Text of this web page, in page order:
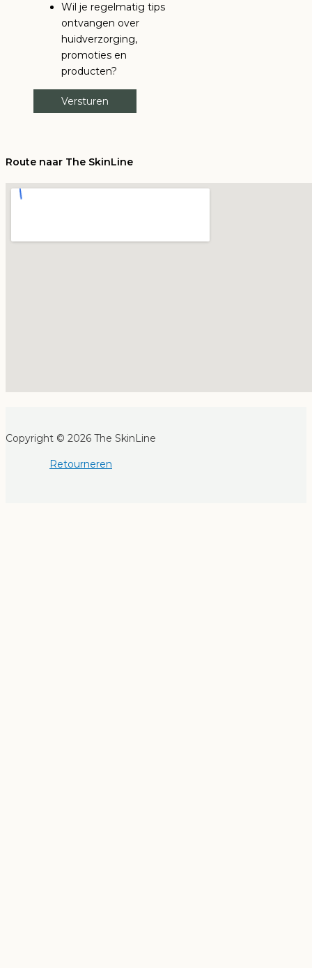
Wil je regelmatig tips
ontvangen over
huidverzorging,
promoties en
producten?
Route naar The SkinLine
Copyright © 2026 The SkinLine
Retourneren